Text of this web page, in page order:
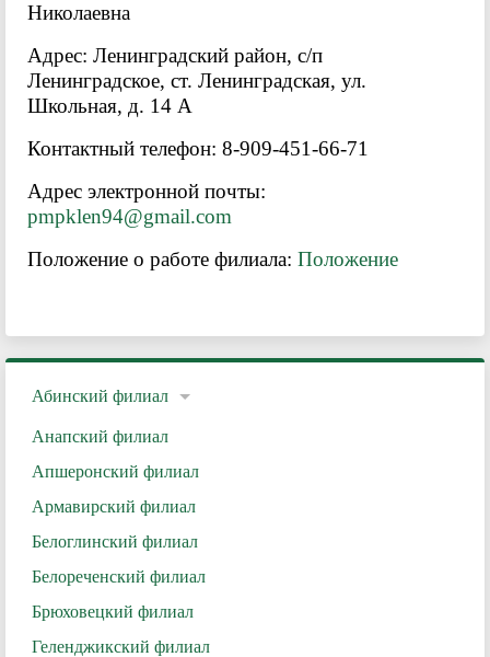
Николаевна
Адрес: Ленинградский район, с/п
Ленинградское, ст. Ленинградская, ул.
Школьная, д. 14 А
Контактный телефон: 8-909-451-66-71
Адрес электронной почты:
pmpklen94@gmail.com
Положение о работе филиала: Положение
Абинский филиал
Анапский филиал
Апшеронский филиал
Армавирский филиал
Белоглинский филиал
Белореченский филиал
Брюховецкий филиал
Геленджикский филиал